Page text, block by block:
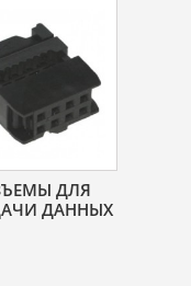
ДЛЯ
ДАННЫХ